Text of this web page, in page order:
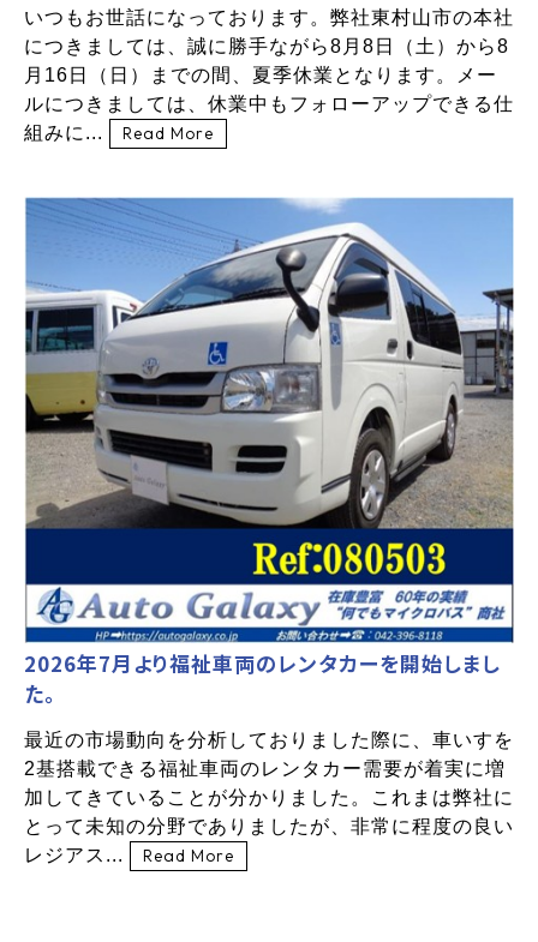
いつもお世話になっております。弊社東村山市の本社
につきましては、誠に勝手ながら8月8日（土）から8
月16日（日）までの間、夏季休業となります。メー
ルにつきましては、休業中もフォローアップできる仕
組みに...
Read More
2026年7月より福祉車両のレンタカーを開始しまし
た。
最近の市場動向を分析しておりました際に、車いすを
2基搭載できる福祉車両のレンタカー需要が着実に増
加してきていることが分かりました。これまは弊社に
とって未知の分野でありましたが、非常に程度の良い
レジアス...
Read More